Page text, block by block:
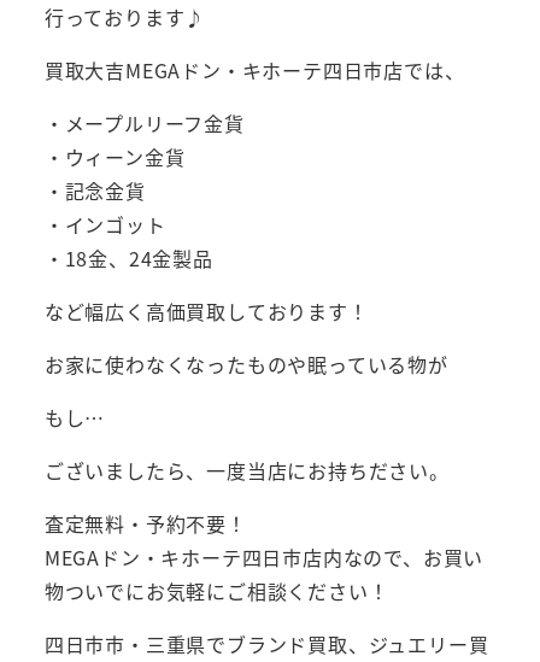
行っております♪
買取大吉MEGAドン・キホーテ四日市店では、
・メープルリーフ金貨
・ウィーン金貨
・記念金貨
・インゴット
・18金、24金製品
など幅広く高価買取しております！
お家に使わなくなったものや眠っている物が
もし…
ございましたら、一度当店にお持ちださい。
査定無料・予約不要！
MEGAドン・キホーテ四日市店内なので、お買い
物ついでにお気軽にご相談ください！
四日市市・三重県でブランド買取、ジュエリー買